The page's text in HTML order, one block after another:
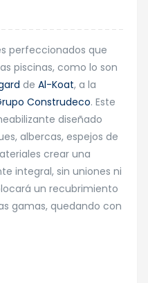
perfeccionados que
piscinas, como lo son
de Al-Koat, a la
Construdeco. Este
diseñado
albercas, espejos de
crear una
integral, sin uniones ni
un recubrimiento
gamas, quedando con